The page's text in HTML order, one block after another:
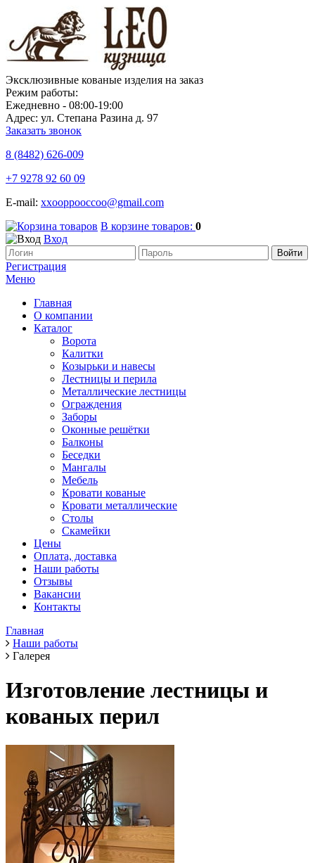
Эксклюзивные кованые изделия на заказ
Режим работы:
Ежедневно - 08:00-19:00
Адрес: ул. Степана Разина д. 97
Заказать звонок
8 (8482) 626-009
+7 9278 92 60 09
E-mail: xxooppooccoo@gmail.com
В корзине товаров: 0
Вход
Регистрация
Меню
Главная
О компании
Каталог
Ворота
Калитки
Козырьки и навесы
Лестницы и перила
Металлические лестницы
Ограждения
Заборы
Оконные решётки
Балконы
Беседки
Мангалы
Мебель
Кровати кованые
Кровати металлические
Столы
Скамейки
Цены
Оплата, доставка
Наши работы
Отзывы
Вакансии
Контакты
Главная
Наши работы
Галерея
Изготовление лестницы и
кованых перил